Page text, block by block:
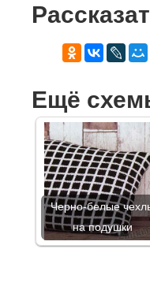
Ещё
Черно-белые
на подушки